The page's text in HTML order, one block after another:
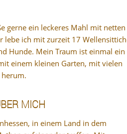
gerne ein leckeres Mahl mit netten
lebe ich mit zurzeit 17
Hunde. Mein Traum ist einmal ein
einem kleinen Garten, mit vielen
MICH
in einem Land in dem